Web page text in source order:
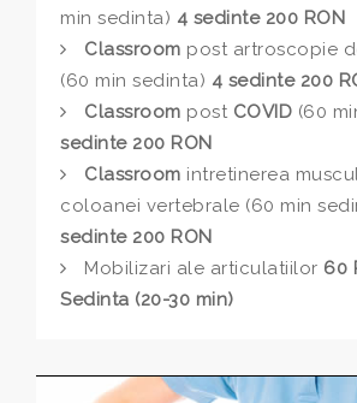
min sedinta) 4 sedinte 200 RON
Classroom post artroscopie
(60 min sedinta) 4 sedinte 200
Classroom post COVID (60
sedinte 200 RON
Classroom intretinerea
coloanei vertebrale (60 min
sedinte 200 RON
Mobilizari ale articulatiilor 60
Sedinta (20-30 min)